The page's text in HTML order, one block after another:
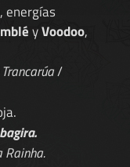
, energías
yVoodoo,
/
Rainha.